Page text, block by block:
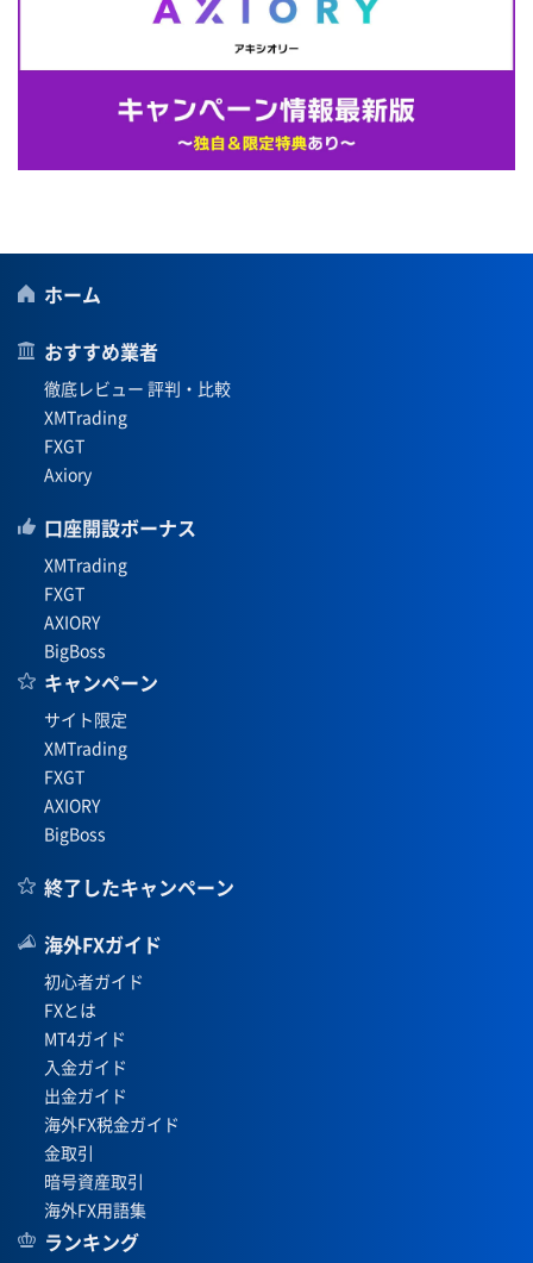
ホーム
おすすめ業者
徹底レビュー 評判・比較
XMTrading
FXGT
Axiory
口座開設ボーナス
XMTrading
FXGT
AXIORY
BigBoss
キャンペーン
サイト限定
XMTrading
FXGT
AXIORY
BigBoss
終了したキャンペーン
海外FXガイド
初心者ガイド
FXとは
MT4ガイド
入金ガイド
出金ガイド
海外FX税金ガイド
金取引
暗号資産取引
海外FX用語集
ランキング